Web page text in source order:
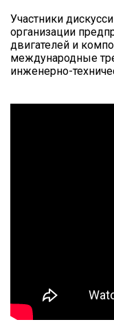
Участники
организации
двигателей и
международные
инженерно-